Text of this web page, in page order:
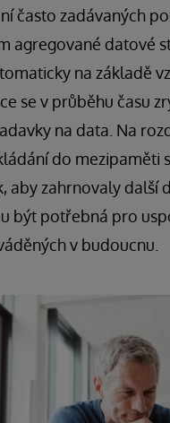
často zadávaných
agregované datové
na základě
se v průběhu času
na data. Na
do mezipaměti
aby zahrnovaly další
být potřebná pro
v budoucnu.